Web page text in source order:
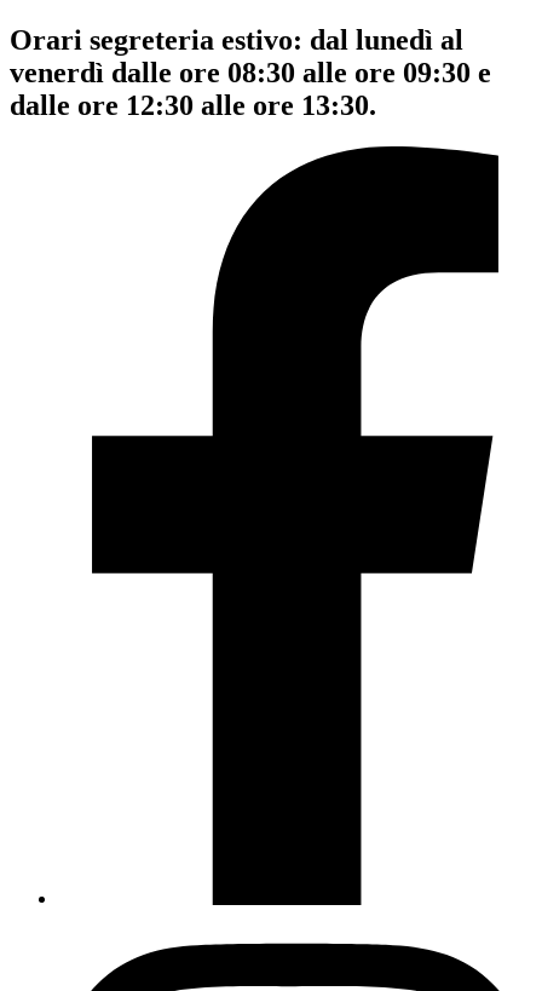
Orari segreteria estivo: dal lunedì al
venerdì dalle ore 08:30 alle ore 09:30 e
dalle ore 12:30 alle ore 13:30.